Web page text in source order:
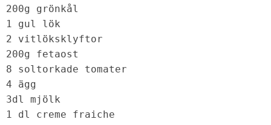
200g grönkål
1 gul lök
2 vitlöksklyftor
200g fetaost
8 soltorkade tomater
4 ägg
3dl mjölk
1 dl creme fraiche